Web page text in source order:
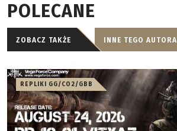
POLECANE
ZOBACZ TAKŻE INNE TEGO AUTORA
REPLIKI GG/CO2/GBB